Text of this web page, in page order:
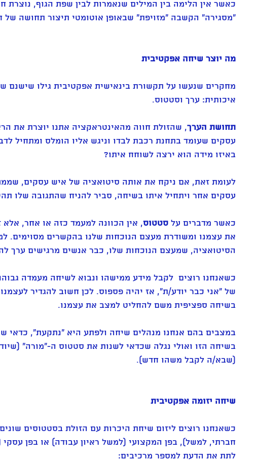
כאשר אין הלימה בין המילים שנאמרות לבין שפת הגוף,
"מסגירה" הקשבה "מזויפת" שבאופן אוטומטי תיצור תחושה של
מה יוצר שיחה אפקטיבית
מחקרים שנעשו על תקשורת בינאישית אפקטיבית גילו שישנם
איכותית: ערך וסטטוס.
תחושת הערך, שהזולת חווה מהאינטראקציה אתנו יוצרת את
עסקים שעומד בתחנת רכבת לבדו וניגש אליו הומלס ומתחיל
באיזו מידה הוא ירצה לשוחח איתו?
לעומת זאת, אם ניקח את אותה סיטואציה של איש עסקים,
עסקים אחר ויתחיל איתו בשיחה, סביר להניח שהתגובה שלו
כאשר מדברים על סטטוס, אין הכוונה למעמד כזה או אחר,
את עצמנו ומשודרת מעצם הנוכחות שלנו בהקשרים מסוימים.
הסיטואציה, שמעצם הנוכחות שלו, כבר אנשים מרגישים ערך
כשאנחנו רוצים  לקבל מידע ממישהו ונבוא לשיחה מעמדה
של "אני כבר יודע/ת", אז יהיה פספוס. לכן חשוב להגדיר
בשיחה ספציפית משם להחליט למצב את עצמנו.
במצבים בהם אנחנו מנהלים שיחה ולפתע היא "נתקעת", כדאי
בשיחה הזו ואולי נגלה שכדאי לשנות את סטטוס ה-"מורה"
(שבא/ה לקבל משהו חדש).
שיחה יזומה אפקטיבית
כשאנחנו רוצים ליזום שיחת היכרות עם הזולת בסטטוסים
חברתי, למשל), בפן המקצועי (למשל ראיון עבודה) או בפן
לתת את הדעת למספר מרכיבים: